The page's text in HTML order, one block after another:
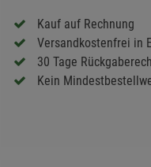
Kauf auf Rechnung
Versandkostenfrei in
30 Tage
Kein